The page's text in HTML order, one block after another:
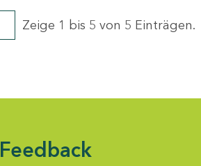
Zeige 1 bis 5 von 5 Einträgen.
Feedback